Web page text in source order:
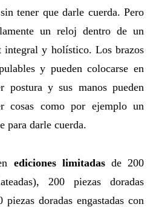
tener que darle cuerda. Pero
un reloj dentro de un
integral y holístico. Los brazos
y pueden colocarse en
postura y sus manos pueden
cosas como por ejemplo un
para darle cuerda.
ediciones limitadasde 200
200 piezas doradas
doradas engastadas con